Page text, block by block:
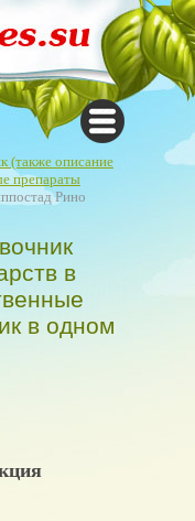
(также описание
препараты
Рино
в
в одном